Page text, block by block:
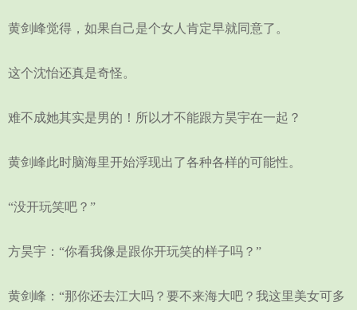
黄剑峰觉得，如果自己是个女人肯定早就同意了。
这个沈怡还真是奇怪。
难不成她其实是男的！所以才不能跟方昊宇在一起？
黄剑峰此时脑海里开始浮现出了各种各样的可能性。
“没开玩笑吧？”
方昊宇：“你看我像是跟你开玩笑的样子吗？”
黄剑峰：“那你还去江大吗？要不来海大吧？我这里美女可多